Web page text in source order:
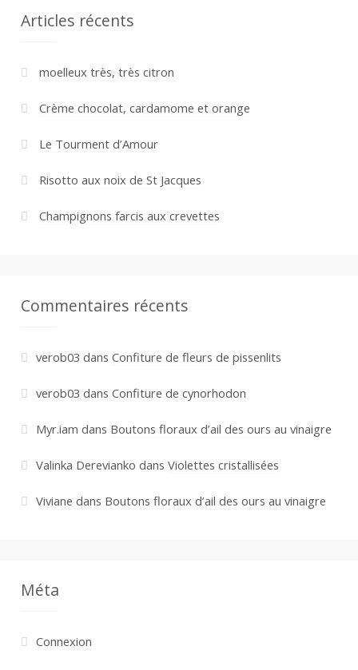
Articles récents
moelleux très, très citron
Crème chocolat, cardamome et orange
Le Tourment d’Amour
Risotto aux noix de St Jacques
Champignons farcis aux crevettes
Commentaires récents
verob03 dans Confiture de fleurs de pissenlits
verob03 dans Confiture de cynorhodon
Myr.iam dans Boutons floraux d’ail des ours au vinaigre
Valinka Derevianko dans Violettes cristallisées
Viviane dans Boutons floraux d’ail des ours au vinaigre
Méta
Connexion